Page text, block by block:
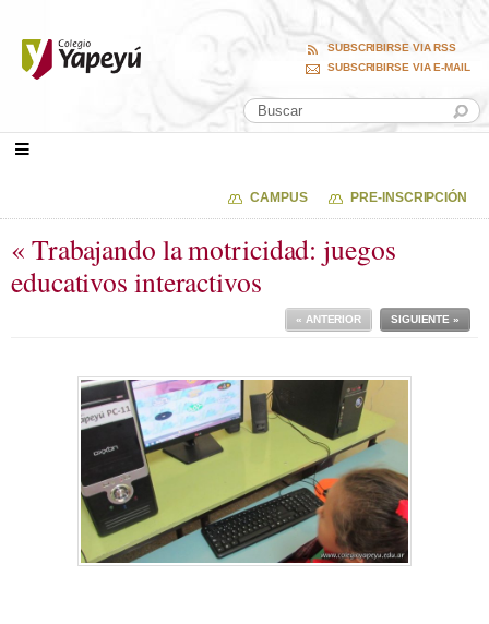
SUBSCRIBIRSE VIA RSS
SUBSCRIBIRSE VIA E-MAIL
CAMPUS PRE-INSCRIPCIÓN
« Trabajando la motricidad: juegos
educativos interactivos
SIGUIENTE »
« ANTERIOR